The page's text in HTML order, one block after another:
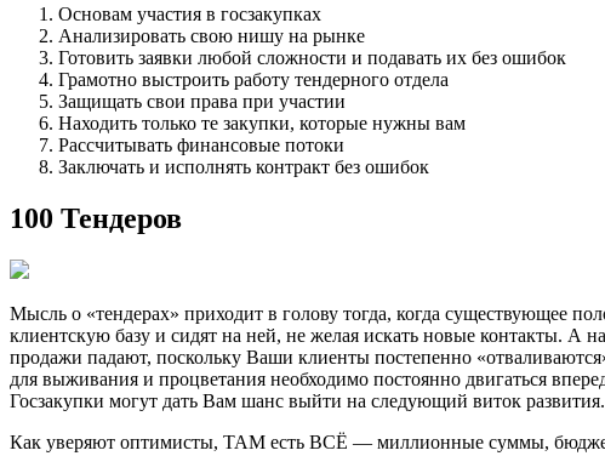
Основам участия в госзакупках
Анализировать свою нишу на рынке
Готовить заявки любой сложности и подавать их без ошибок
Грамотно выстроить работу тендерного отдела
Защищать свои права при участии
Находить только те закупки, которые нужны вам
Рассчитывать финансовые потоки
Заключать и исполнять контракт без ошибок
100 Тендеров
Мысль о «тендерах» приходит в голову тогда, когда существующее
клиентскую базу и сидят на ней, не желая искать новые контакты. А
продажи падают, поскольку Ваши клиенты постепенно
для выживания и процветания необходимо постоянно двигаться
Госзакупки могут дать Вам шанс выйти на следующий виток развития.
Как уверяют оптимисты, ТАМ есть ВСЁ — миллионные суммы,